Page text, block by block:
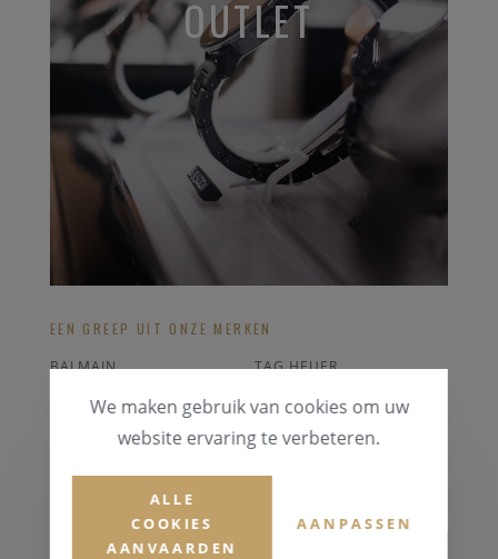
OUTLET
EEN GREEP UIT ONZE MERKEN
BALMAIN
TAG HEUER
PONTIAC
ALLE OUTLET
We maken gebruik van cookies om uw
website ervaring te verbeteren.
ALLE
COOKIES
AANVAARDEN
AANPASSEN